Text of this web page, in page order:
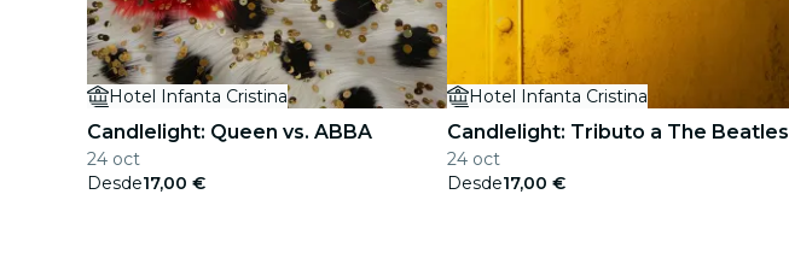
Hotel Infanta Cristina
Candlelight: Queen vs. ABBA
24 oct
Desde17,00 €
Hotel Infanta Cristina
Candlelight: Tributo a The Beatles
24 oct
Desde17,00 €